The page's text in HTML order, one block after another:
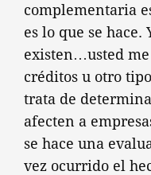
complementaria
es lo que se hace.
existen…usted
créditos u otro
trata de
afecten a
se hace una
vez ocurrido el